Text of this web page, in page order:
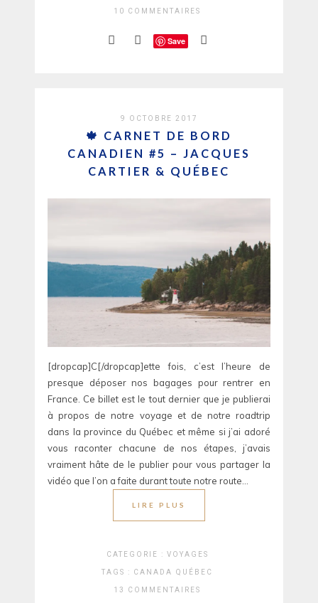
10 COMMENTAIRES
Save
9 OCTOBRE 2017
🍁 CARNET DE BORD
CANADIEN #5 – JACQUES
CARTIER & QUÉBEC
[dropcap]C[/dropcap]ette fois, c’est l’heure de
presque déposer nos bagages pour rentrer en
France. Ce billet est le tout dernier que je publierai
à propos de notre voyage et de notre roadtrip
dans la province du Québec et même si j’ai adoré
vous raconter chacune de nos étapes, j’avais
vraiment hâte de le publier pour vous partager la
vidéo que l’on a faite durant toute notre route…
LIRE PLUS
CATEGORIE : VOYAGES
TAGS : CANADA QUÉBEC
13 COMMENTAIRES